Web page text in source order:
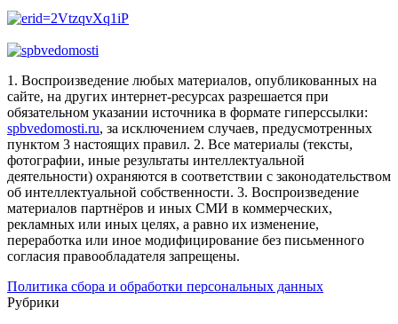
1. Воспроизведение любых материалов, опубликованных на
сайте, на других интернет-ресурсах разрешается при
обязательном указании источника в формате гиперссылки:
spbvedomosti.ru, за исключением случаев, предусмотренных
пунктом 3 настоящих правил. 2. Все материалы (тексты,
фотографии, иные результаты интеллектуальной
деятельности) охраняются в соответствии с законодательством
об интеллектуальной собственности. 3. Воспроизведение
материалов партнёров и иных СМИ в коммерческих,
рекламных или иных целях, а равно их изменение,
переработка или иное модифицирование без письменного
согласия правообладателя запрещены.
Политика сбора и обработки персональных данных
Рубрики